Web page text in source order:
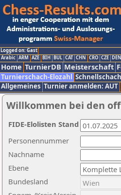
Logged on: Gast
Arabic ARM AZE BIH BUL CAT CHN CRO CZE DEN
Home TurnierDB Meisterschaft
Turnierschach-Elozahl
Allgemeines Turnier anmelden: AUT
Willkommen bei den
Nachname
Ebene
Personennummer
Bundesland
FIDE-Elolisten Stand